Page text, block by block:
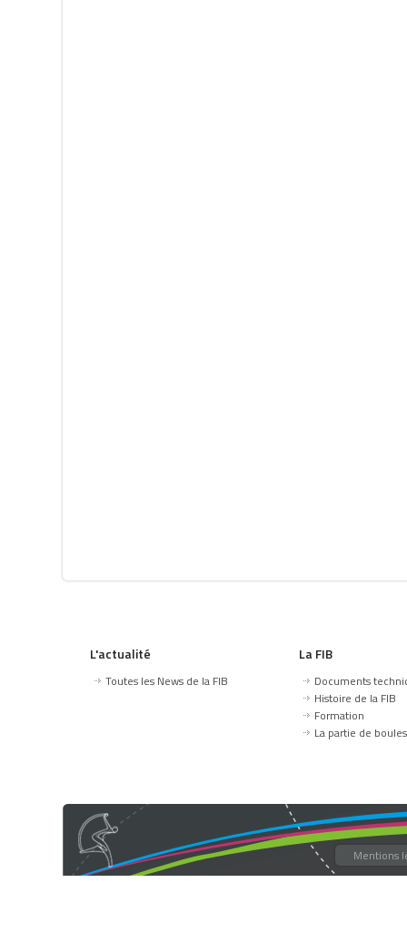
L'actualité
Toutes les News de la FIB
La FIB
Documents
Histoire de la FIB
Formation
La partie de boules
Mentions